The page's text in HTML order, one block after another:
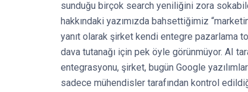
sunduğu birçok search yeniliğini zora
hakkındaki yazımızda bahsettiğimiz
yanıt olarak şirket kendi entegre pazarlama
dava tutanağı için pek öyle görünmüyor. AI
entegrasyonu, şirket, bugün Google
sadece mühendisler tarafından kontrol